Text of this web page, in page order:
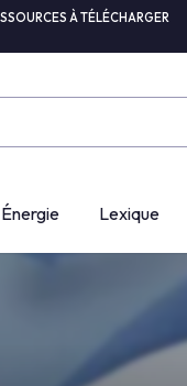
À TÉLÉCHARGER
Énergie Lexique